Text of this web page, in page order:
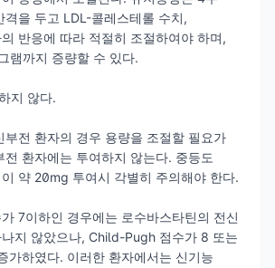
격을 두고 LDL-콜레스테롤 수치,
반응에 따라 적절히 조절하여야 하며,
램까지 증량할 수 있다.
지 않다.
부전 환자의 경우 용량을 조절할 필요가
전 환자에는 투여하지 않는다. 중등도
약 20mg 투여시 각별히 주의해야 한다.
7이하인 경우에는 로수바스타틴의 전신
지 않았으나, Child-Pugh 점수가 8 또는
가하였다. 이러한 환자에서는 신기능